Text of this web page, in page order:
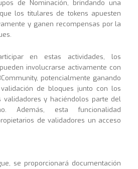
de Nominación, brindando una
los titulares de tokens apuesten
y ganen recompensas por la
en estas actividades, los
involucrarse activamente con
potencialmente ganando
de bloques junto con los
validadores y haciéndolos parte del
Además, esta funcionalidad
de validadores un acceso
se proporcionará documentación